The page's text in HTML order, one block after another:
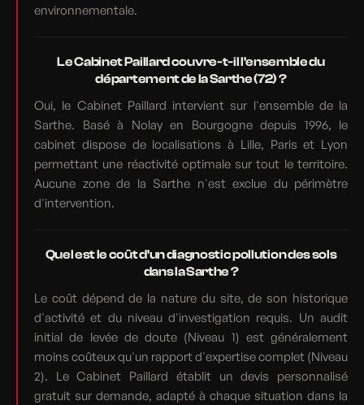
environnementale.
Le Cabinet Paillard couvre-t-il l'ensemble du
département de la Sarthe (72) ?
Oui, le Cabinet Paillard intervient sur l'ensemble de la
Sarthe. Basé à Nolay en Bourgogne depuis 1996, le
cabinet dispose de localisations à Lille, Paris et Lyon
permettant une réactivité optimale sur tout le territoire.
Aucune zone de la Sarthe n'est exclue du périmètre
d'intervention.
Quel est le coût d'un diagnostic pollution des sols
dans la Sarthe ?
Le coût dépend de la nature du site, de son historique
d'activité et du niveau d'investigation requis. Un audit
initial de levée de doute (Niveau 1) est généralement
moins coûteux qu'un rapport d'expertise complet (Niveau
2). Le Cabinet Paillard établit un devis personnalisé
gratuit sur demande, adapté à chaque situation dans la